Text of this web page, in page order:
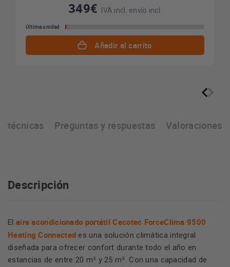
349€ IVA incl. envío incl.
Última unidad
Añadir al carrito
técnicas Preguntas y respuestas Valoraciones
Descripción
El aire acondicionado portátil Cecotec ForceClima 9500
Heating Connected es una solución climática integral
diseñada para ofrecer confort durante todo el año en
estancias de entre 20 m² y 25 m². Con una capacidad de